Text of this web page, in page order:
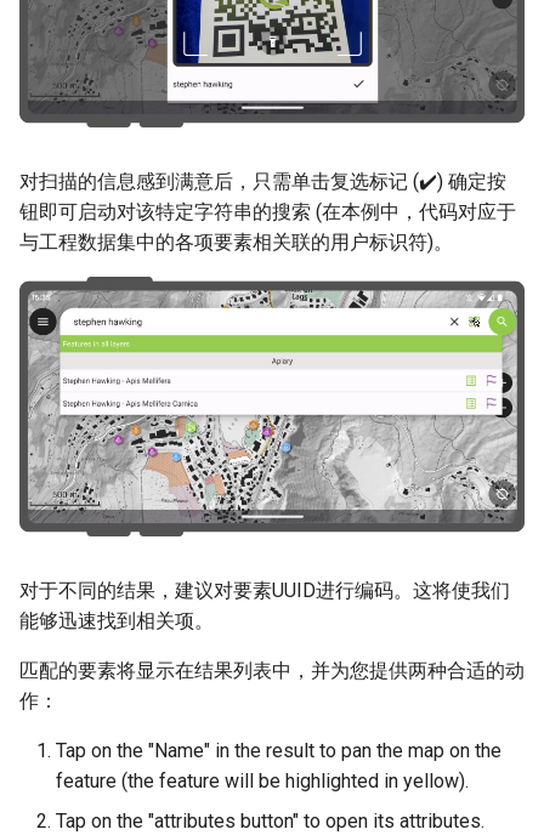
对扫描的信息感到满意后，只需单击复选标记 (✔️) 确定按
钮即可启动对该特定字符串的搜索 (在本例中，代码对应于
与工程数据集中的各项要素相关联的用户标识符)。
对于不同的结果，建议对要素UUID进行编码。这将使我们
能够迅速找到相关项。
匹配的要素将显示在结果列表中，并为您提供两种合适的动
作：
Tap on the "Name" in the result to pan the map on the
feature (the feature will be highlighted in yellow).
Tap on the "attributes button" to open its attributes.